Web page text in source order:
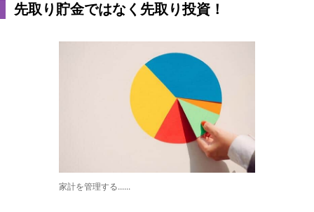
先取り貯金ではなく先取り投資！
家計を管理する......